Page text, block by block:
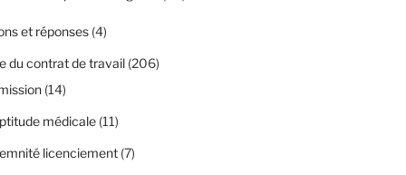
et réponses(4)
du contrat de travail(206)
(14)
médicale(11)
licenciement(7)